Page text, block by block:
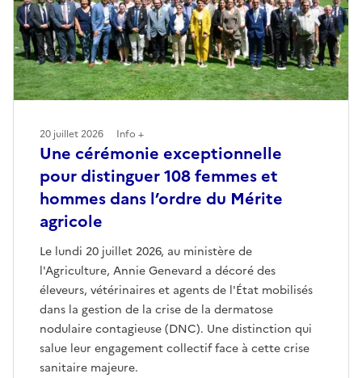
Une cérémonie exceptionnelle
pour distinguer 108 femmes et
hommes dans l’ordre du Mérite
agricole
Le lundi 20 juillet 2026, au ministère de
l'Agriculture, Annie Genevard a décoré des
éleveurs, vétérinaires et agents de l'État mobilisés
dans la gestion de la crise de la dermatose
nodulaire contagieuse (DNC). Une distinction qui
salue leur engagement collectif face à cette crise
sanitaire majeure.
20 juillet 2026 Info +